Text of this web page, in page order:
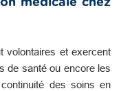
médicale chez
volontaires et exercent
de santé ou encore les
des soins en